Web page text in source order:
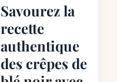
Savourez la
recette
authentique
des crêpes de